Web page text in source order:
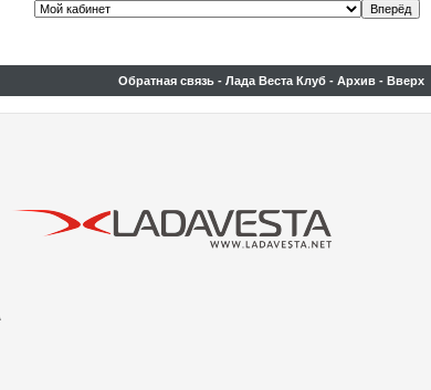
Обратная связь - Лада Веста Клуб - Архив - Вверх